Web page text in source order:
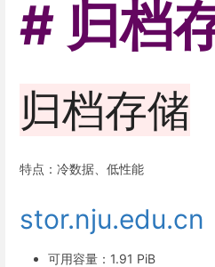
归档
归档存储
特点：冷数据、低性能
stor.nju.edu.cn
可用容量：1.91 PiB